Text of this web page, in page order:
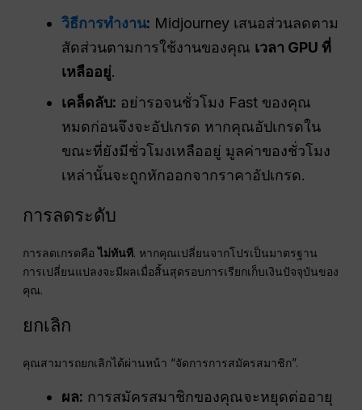
วิธีการทำงาน: Midjourney เสนอส่วนลดตาม
สัดส่วนตามการใช้งานของคุณ เวลา GPU ที่
เหลืออยู่.
เคล็ดลับ: อย่ารอจนชั่วโมง Fast ของคุณ
หมดก่อนจึงจะอัปเกรด หากคุณอัปเกรดใน
ขณะที่ยังมีชั่วโมงเหลืออยู่ มูลค่าของชั่วโมง
เหล่านั้นจะถูกหักออกจากราคาอัปเกรด.
การลดระดับ
การลดเกรดคือไม่ทันที. หากคุณเปลี่ยนจากโปรเป็นมาตรฐาน
การเปลี่ยนแปลงจะมีผลเมื่อสิ้นสุดรอบการเรียกเก็บเงินปัจจุบันของ
คุณ.
ยกเลิก
คุณสามารถยกเลิกได้ผ่านหน้า “จัดการการสมัครสมาชิก”.
ผล: การสมัครสมาชิกของคุณจะหยุดต่ออายุ